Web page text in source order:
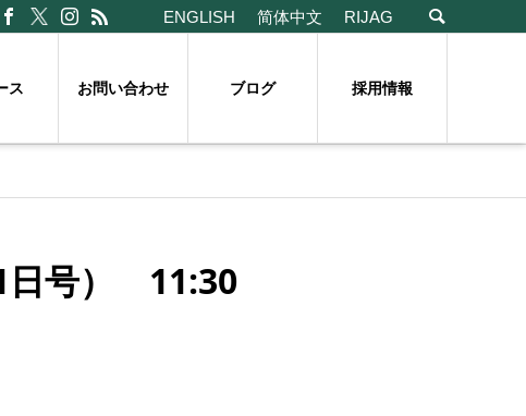
ENGLISH 简体中文 RIJAG
ス お問い合わせ ブログ 採用情報
日号） 11:30